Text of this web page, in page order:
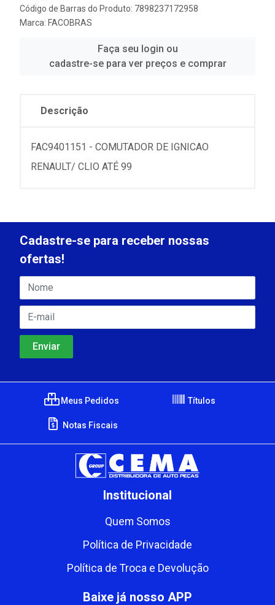
Código de Barras do Produto: 7898237172958
Marca: FACOBRAS
Faça seu login ou
cadastre-se para ver preços e comprar
Descrição
FAC9401151 - COMUTADOR DE IGNICAO
RENAULT/ CLIO ATÉ 99
Cadastre-se para receber nossas
ofertas!
Meus Pedidos Títulos
Notas Fiscais
Institucional
Quem Somos
Política de Privacidade
Política de Troca e Devolução
Baixe já nosso APP